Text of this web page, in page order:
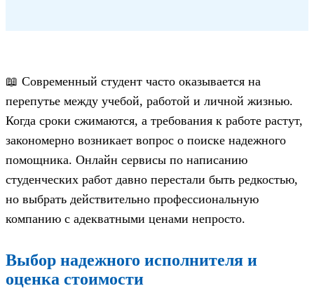
📖 Современный студент часто оказывается на
перепутье между учебой, работой и личной жизнью.
Когда сроки сжимаются, а требования к работе растут,
закономерно возникает вопрос о поиске надежного
помощника. Онлайн сервисы по написанию
студенческих работ давно перестали быть редкостью,
но выбрать действительно профессиональную
компанию с адекватными ценами непросто.
Выбор надежного исполнителя и
оценка стоимости